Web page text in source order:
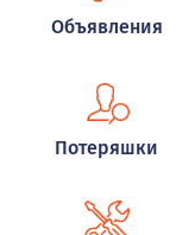
Объявления
Потеряшки